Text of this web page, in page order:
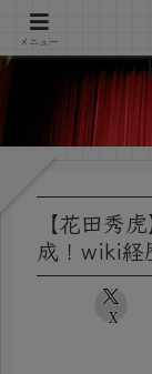
【花田秀
成！wiki経
X
メニュー